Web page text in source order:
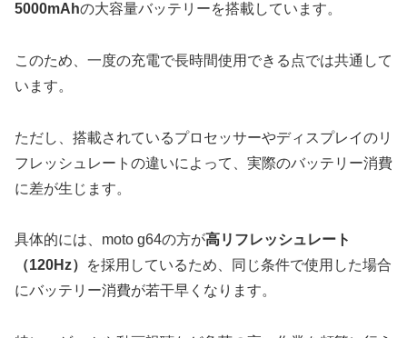
5000mAhの大容量バッテリーを搭載しています。
このため、一度の充電で長時間使用できる点では共通して
います。
ただし、搭載されているプロセッサーやディスプレイのリ
フレッシュレートの違いによって、実際のバッテリー消費
に差が生じます。
具体的には、moto g64の方が高リフレッシュレート
（120Hz）
を採用しているため、同じ条件で使用した場合
にバッテリー消費が若干早くなります。